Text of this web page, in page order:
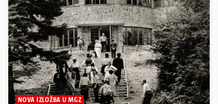
NOVA IZLOŽBA U MGZ